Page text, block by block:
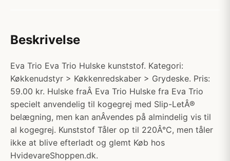
Beskrivelse
Eva Trio Eva Trio Hulske kunststof. Kategori:
Køkkenudstyr > Køkkenredskaber > Grydeske. Pris:
59.00 kr. Hulske fraÂ Eva Trio Hulske fra Eva Trio
specielt anvendelig til kogegrej med Slip-LetÂ®
belægning, men kan anÂ­vendes på almindelig vis til
al kogegrej. Kunststof Tåler op til 220Â°C, men tåler
ikke at blive efterladt og glemt Køb hos
HvidevareShoppen.dk.